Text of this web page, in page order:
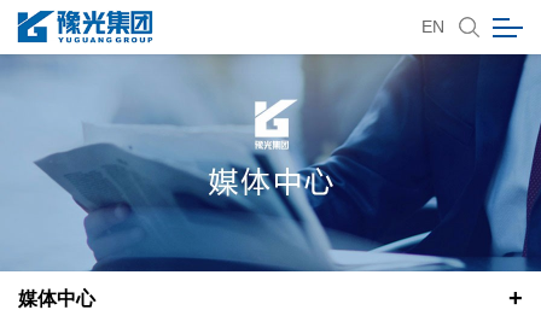
EN
媒体中心